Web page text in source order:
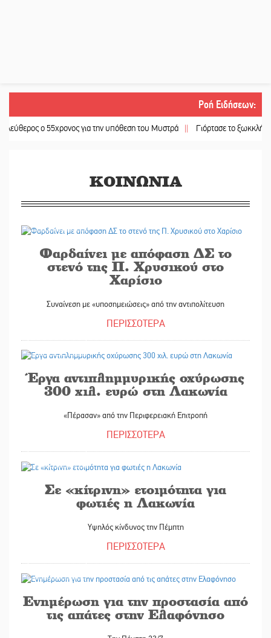
Ροή Ειδήσεων:
ο 55χρονος για την υπόθεση του Μυστρά || Γιόρτασε το ξωκκλήσι της
ΚΟΙΝΩΝΙΑ
Φαρδαίνει με απόφαση ΔΣ το
στενό της Π. Χρυσικού στο
Χαρίσιο
Συναίνεση με «υποσημειώσεις» από την αντιπολίτευση
ΠΕΡΙΣΣΟΤΕΡΑ
Έργα αντιπλημμυρικής οχύρωσης
300 χιλ. ευρώ στη Λακωνία
«Πέρασαν» από την Περιφερειακή Επιτροπή
ΠΕΡΙΣΣΟΤΕΡΑ
Σε «κίτρινη» ετοιμότητα για
φωτιές η Λακωνία
Υψηλός κίνδυνος την Πέμπτη
ΠΕΡΙΣΣΟΤΕΡΑ
Ενημέρωση για την προστασία από
τις απάτες στην Ελαφόνησο